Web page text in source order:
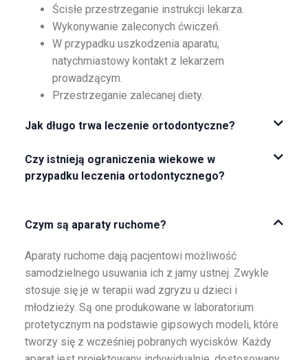
Ścisłe przestrzeganie instrukcji lekarza.
Wykonywanie zaleconych ćwiczeń.
W przypadku uszkodzenia aparatu,
natychmiastowy kontakt z lekarzem
prowadzącym.
Przestrzeganie zalecanej diety.
Jak długo trwa leczenie ortodontyczne?
Czy istnieją ograniczenia wiekowe w
przypadku leczenia ortodontycznego?
Czym są aparaty ruchome?
Aparaty ruchome dają pacjentowi możliwość
samodzielnego usuwania ich z jamy ustnej. Zwykle
stosuje się je w terapii wad zgryzu u dzieci i
młodzieży. Są one produkowane w laboratorium
protetycznym na podstawie gipsowych modeli, które
tworzy się z wcześniej pobranych wycisków. Każdy